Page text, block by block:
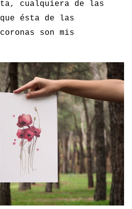
cualquiera de las
ésta de las
son mis